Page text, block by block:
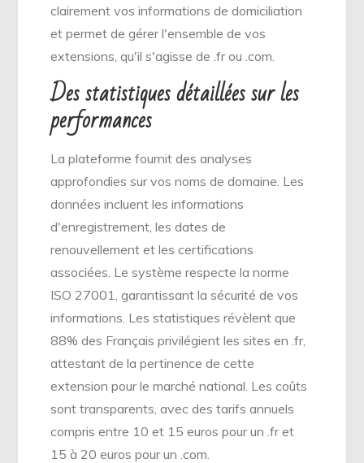
clairement vos informations de domiciliation
et permet de gérer l'ensemble de vos
extensions, qu'il s'agisse de .fr ou .com.
Des statistiques détaillées sur les
performances
La plateforme fournit des analyses
approfondies sur vos noms de domaine. Les
données incluent les informations
d'enregistrement, les dates de
renouvellement et les certifications
associées. Le système respecte la norme
ISO 27001, garantissant la sécurité de vos
informations. Les statistiques révèlent que
88% des Français privilégient les sites en .fr,
attestant de la pertinence de cette
extension pour le marché national. Les coûts
sont transparents, avec des tarifs annuels
compris entre 10 et 15 euros pour un .fr et
15 à 20 euros pour un .com.